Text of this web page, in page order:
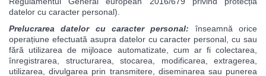
datelor cu caracter personal).
Prelucrarea datelor cu caracter personal: înseamnă orice
operațiune efectuată asupra datelor cu caracter personal, cu sau
fără utilizarea de mijloace automatizate, cum ar fi colectarea,
înregistrarea, structurarea, stocarea, modificarea, extragerea,
utilizarea, divulgarea prin transmitere, diseminarea sau punerea